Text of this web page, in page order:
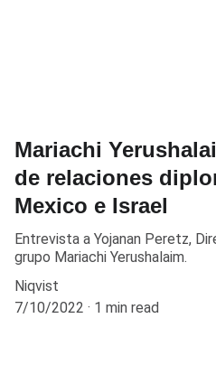
Mariachi
de relaciones
Mexico e Israel
Entrevista a Yojanan Peretz,
grupo Mariachi Yerushalaim.
Niqvist
7/10/2022
1 min read